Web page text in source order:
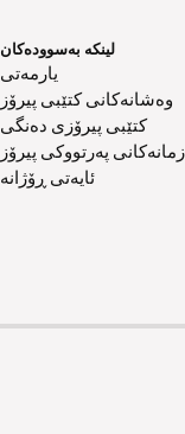
لینکە بەسوودەکان
یارمەتی
وەشانەکانی کتێبی پیرۆز
کتێبی پیرۆزی دەنگی
زمانەکانی پەرتووکی پیرۆز
ئایەتی ڕۆژانە